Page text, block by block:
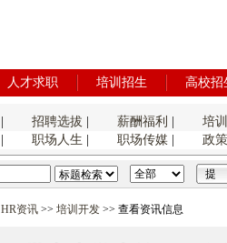
人才求职 培训招生 高校招
招聘选拔 薪酬福利
培
职场人生 职场传媒| 政
HR资讯 >> 培训开发 >> 查看资讯信息